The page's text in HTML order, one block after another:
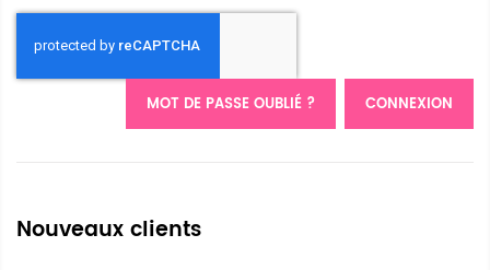
CONNEXION
MOT DE PASSE OUBLIÉ ?
Nouveaux clients